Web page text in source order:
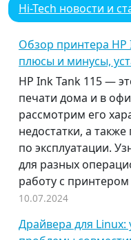
Hi-Tech новости и
Обзор принтера HP
плюсы и минусы,
HP Ink Tank 115 —
печати дома и в
рассмотрим его
недостатки, а
по эксплуатации.
для разных
работу с
10.07.2024
Драйвера для Linux: